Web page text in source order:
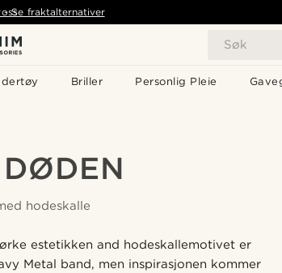
Søk
Briller Personlig Pleie
- Se fraktalternativer
hodeskalle
estetikken and hodeskallemotivet er
Metal band, men inspirasjonen kommer